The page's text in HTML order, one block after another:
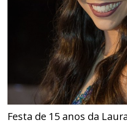
Festa de 15 anos da